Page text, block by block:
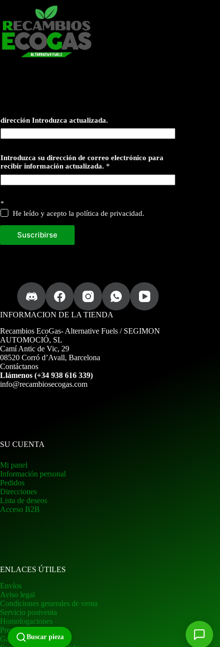
dirección Introduzca actualizada.
Introduzca su dirección de correo electrónico para
recibir información actualizada. *
*
He leído y acepto la política de privacidad.
Suscribirse
INFORMACION DE LA TIENDA
Recambios EcoGas- Alternative Fuels / SEGIMON
AUTOMOCIÓ, SL
Camí Antic de Vic, 29
08520 Corró d’Avall, Barcelona
Contáctanos
Llámenos (+34 938 616 339)
info@recambiosecogas.com
SU CUENTA
Mi panel
Información personal
Pedidos
Direcciones
Lista de deseos
Acceso B2B
ENLACES ÚTILES
Envíos
Aviso legal
Condiciones generales de venta
Servicio postventa
Homologaciones
Preguntas frecuentes
GarantíaBuscar pieza